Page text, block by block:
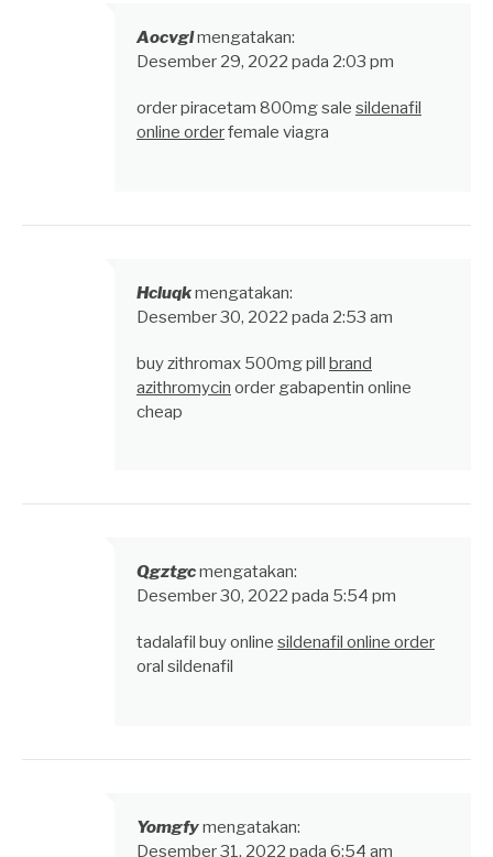
Aocvglmengatakan:
Desember 29, 2022 pada 2:03 pm
order piracetam 800mg sale sildenafil
online orderfemale viagra
Hcluqkmengatakan:
Desember 30, 2022 pada 2:53 am
buy zithromax 500mg pill brand
azithromycin order gabapentin online
cheap
Qgztgcmengatakan:
Desember 30, 2022 pada 5:54 pm
tadalafil buy online sildenafil online order
oral sildenafil
Yomgfymengatakan:
Desember 31, 2022 pada 6:54 am